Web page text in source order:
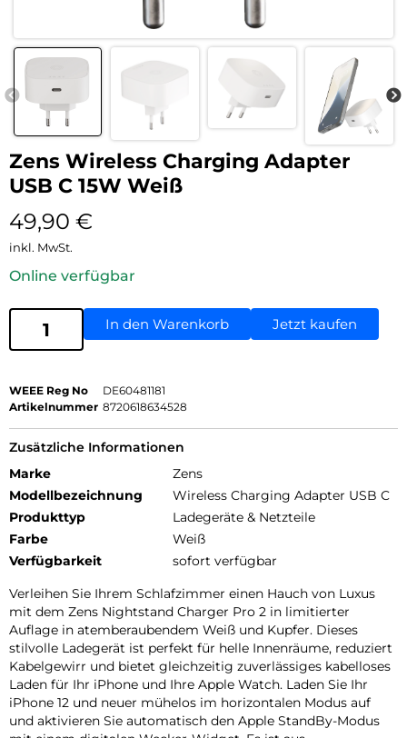
Zens Wireless Charging Adapter
USB C 15W Weiß
49,90 €
inkl. MwSt.
Online verfügbar
In den Warenkorb Jetzt kaufen
WEEE Reg No
DE60481181
Artikelnummer 8720618634528
Zusätzliche Informationen
Marke
Zens
Modellbezeichnung
Wireless Charging Adapter USB C
Produkttyp
Ladegeräte & Netzteile
Farbe
Weiß
Verfügbarkeit
sofort verfügbar
Verleihen Sie Ihrem Schlafzimmer einen Hauch von Luxus
mit dem Zens Nightstand Charger Pro 2 in limitierter
Auflage in atemberaubendem Weiß und Kupfer. Dieses
stilvolle Ladegerät ist perfekt für helle Innenräume, reduziert
Kabelgewirr und bietet gleichzeitig zuverlässiges kabelloses
Laden für Ihr iPhone und Ihre Apple Watch. Laden Sie Ihr
iPhone 12 und neuer mühelos im horizontalen Modus auf
und aktivieren Sie automatisch den Apple StandBy-Modus